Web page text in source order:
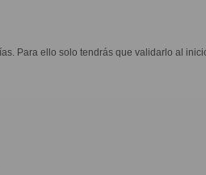
Para ello solo tendrás que validarlo al